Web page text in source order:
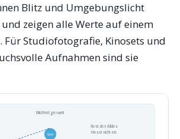
Blitz und Umgebungslicht
zeigen alle Werte auf einem
Für Studiofotografie, Kinosets und
Aufnahmen sind sie
Bildfeld gesamt
Spot
Rest des Bildes
fliesst nicht ein